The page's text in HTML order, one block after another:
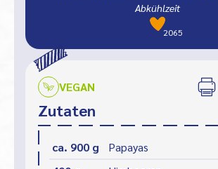
Abkühlzeit
2065
VEGAN
Zutaten
ca. 900 g
Papayas